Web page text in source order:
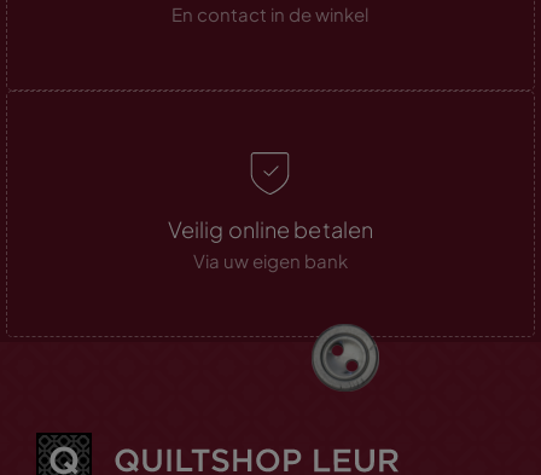
En contact in de winkel
Veilig online betalen
Via uw eigen bank